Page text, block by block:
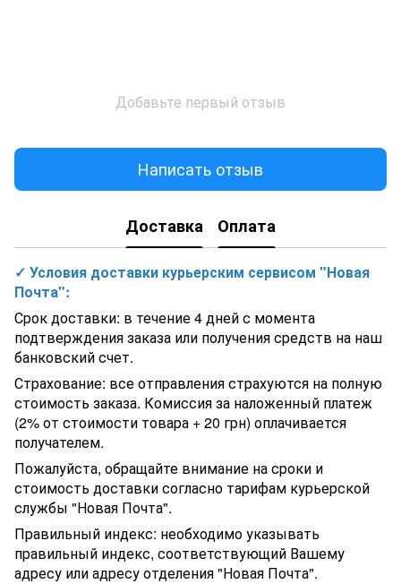
Добавьте первый отзыв
Написать отзыв
Доставка Оплата
✓ Условия доставки курьерским сервисом "Новая
Почта":
Срок доставки: в течение 4 дней с момента
подтверждения заказа или получения средств на наш
банковский счет.
Страхование: все отправления страхуются на полную
стоимость заказа. Комиссия за наложенный платеж
(2% от стоимости товара + 20 грн) оплачивается
получателем.
Пожалуйста, обращайте внимание на сроки и
стоимость доставки согласно тарифам курьерской
службы "Новая Почта".
Правильный индекс: необходимо указывать
правильный индекс, соответствующий Вашему
адресу или адресу отделения "Новая Почта".